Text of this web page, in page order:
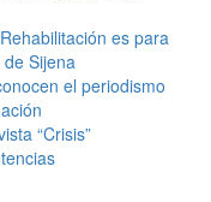
es para
Sijena
el periodismo
“Crisis”